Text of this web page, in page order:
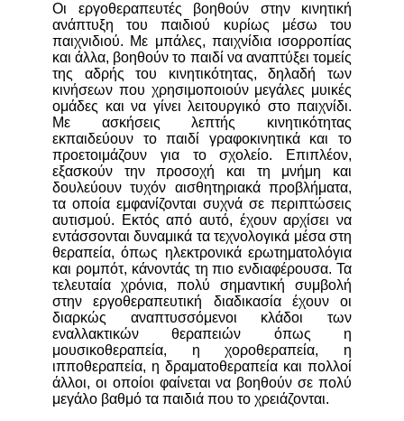
Οι εργοθεραπευτές βοηθούν στην κινητική
ανάπτυξη του παιδιού κυρίως μέσω του
παιχνιδιού. Με μπάλες, παιχνίδια ισορροπίας
και άλλα, βοηθούν το παιδί να αναπτύξει τομείς
της αδρής του κινητικότητας, δηλαδή των
κινήσεων που χρησιμοποιούν μεγάλες μυικές
ομάδες και να γίνει λειτουργικό στο παιχνίδι.
Με ασκήσεις λεπτής κινητικότητας
εκπαιδεύουν το παιδί γραφοκινητικά και το
προετοιμάζουν για το σχολείο. Επιπλέον,
εξασκούν την προσοχή και τη μνήμη και
δουλεύουν τυχόν αισθητηριακά προβλήματα,
τα οποία εμφανίζονται συχνά σε περιπτώσεις
αυτισμού. Εκτός από αυτό, έχουν αρχίσει να
εντάσσονται δυναμικά τα τεχνολογικά μέσα στη
θεραπεία, όπως ηλεκτρονικά ερωτηματολόγια
και ρομπότ, κάνοντάς τη πιο ενδιαφέρουσα. Τα
τελευταία χρόνια, πολύ σημαντική συμβολή
στην εργοθεραπευτική διαδικασία έχουν οι
διαρκώς αναπτυσσόμενοι κλάδοι των
εναλλακτικών θεραπειών όπως η
μουσικοθεραπεία, η χοροθεραπεία, η
ιπποθεραπεία, η δραματοθεραπεία και πολλοί
άλλοι, οι οποίοι φαίνεται να βοηθούν σε πολύ
μεγάλο βαθμό τα παιδιά που το χρειάζονται.